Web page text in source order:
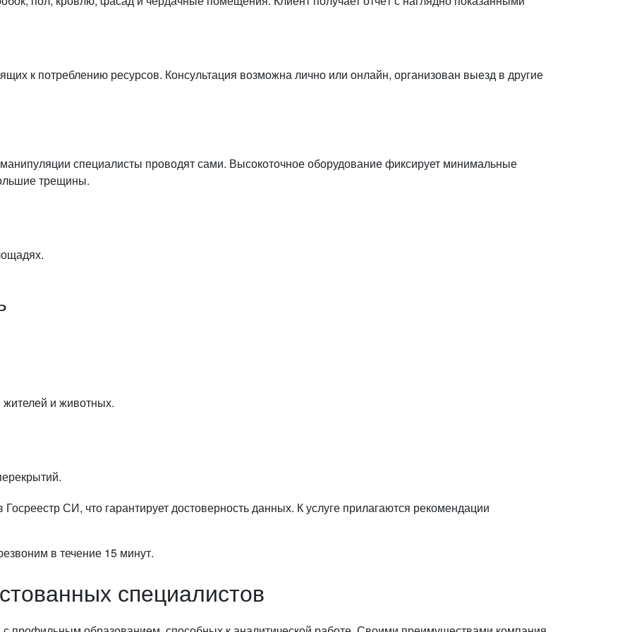
к потреблению ресурсов. Консультация возможна лично или онлайн, организован выезд в другие
специалисты проводят сами. Высокоточное оборудование фиксирует минимальные
трещины.
и животных.
СИ, что гарантирует достоверность данных. К услуге прилагаются рекомендации
в течение 15 минут.
специалистов